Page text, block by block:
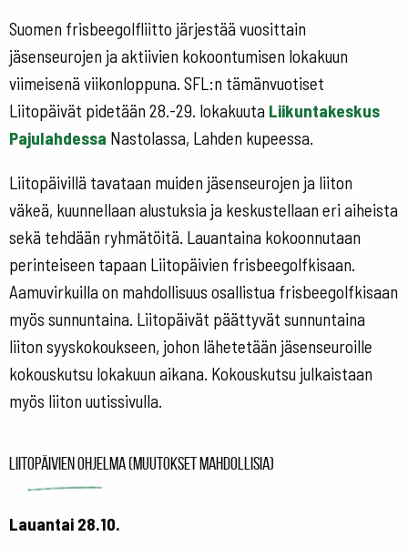
Suomen frisbeegolfliitto järjestää vuosittain
jäsenseurojen ja aktiivien kokoontumisen lokakuun
viimeisenä viikonloppuna. SFL:n tämänvuotiset
Liitopäivät pidetään 28.-29. lokakuuta Liikuntakeskus
Pajulahdessa Nastolassa, Lahden kupeessa.
Liitopäivillä tavataan muiden jäsenseurojen ja liiton
väkeä, kuunnellaan alustuksia ja keskustellaan eri aiheista
sekä tehdään ryhmätöitä. Lauantaina kokoonnutaan
perinteiseen tapaan Liitopäivien frisbeegolfkisaan.
Aamuvirkuilla on mahdollisuus osallistua frisbeegolfkisaan
myös sunnuntaina. Liitopäivät päättyvät sunnuntaina
liiton syyskokoukseen, johon lähetetään jäsenseuroille
kokouskutsu lokakuun aikana. Kokouskutsu julkaistaan
myös liiton uutissivulla.
Liitopäivien ohjelma (muutokset mahdollisia)
Lauantai 28.10.